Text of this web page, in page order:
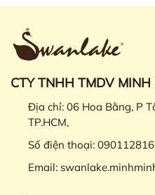
CTY TNHH TMDV MINH
Địa chỉ: 06 Hoa Bằng, P
TP.HCM,
Số điện thoại:
Email: